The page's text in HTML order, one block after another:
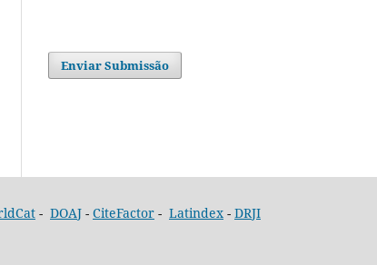
Enviar Submissão
- DOAJ - CiteFactor - Latindex - DRJI